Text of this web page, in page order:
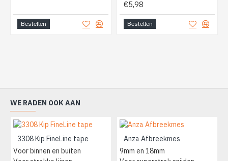
Bestellen
€5,98
Bestellen
WE RADEN OOK AAN
3308 Kip FineLine tape
Voor binnen en buiten
Anza Afbreekmes
9mm en 18mm